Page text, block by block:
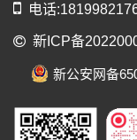
电话
新ICP备
新公安网备